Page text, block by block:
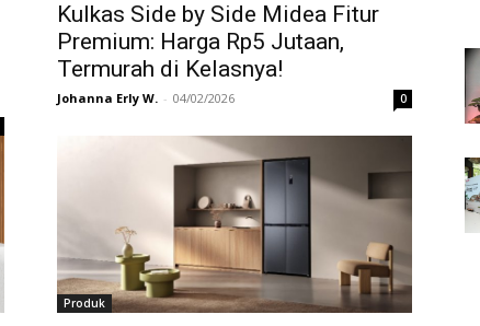
Kulkas Side by Side Midea Fitur
Premium: Harga Rp5 Jutaan,
Termurah di Kelasnya!
Johanna Erly W. - 04/02/2026 0
Produk